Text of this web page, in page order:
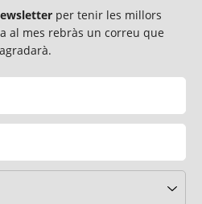
per tenir les millors
al mes rebràs un correu que